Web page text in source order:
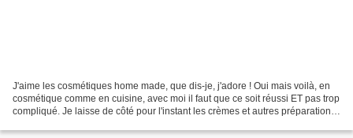
J'aime les cosmétiques home made, que dis-je, j'adore ! Oui mais voilà, en
cosmétique comme en cuisine, avec moi il faut que ce soit réussi ET pas trop
compliqué. Je laisse de côté pour l'instant les crèmes et autres préparations